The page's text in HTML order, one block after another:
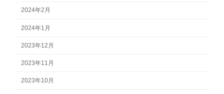
2024年2月
2024年1月
2023年12月
2023年11月
2023年10月